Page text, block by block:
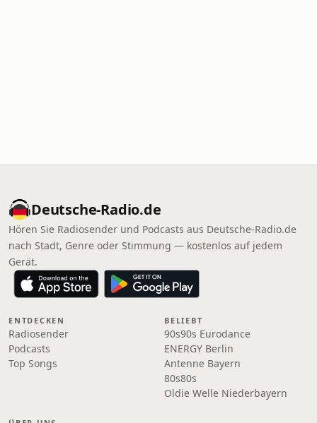
Deutsche-Radio.de
Hören Sie Radiosender und Podcasts aus Deutsche-Radio.de
nach Stadt, Genre oder Stimmung — kostenlos auf jedem
Gerät.
ENTDECKEN
Radiosender
Podcasts
Top Songs
BELIEBT
90s90s Eurodance
ENERGY Berlin
Antenne Bayern
80s80s
Oldie Welle Niederbayern